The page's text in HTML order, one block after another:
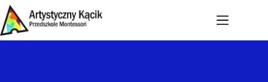
Przejdź
do
treści